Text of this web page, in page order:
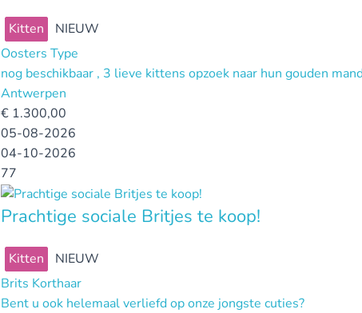
Kitten
NIEUW
Oosters Type
nog beschikbaar , 3 lieve kittens opzoek naar hun gouden
Antwerpen
€ 1.300,00
05-08-2026
04-10-2026
77
Prachtige sociale Britjes te koop!
Kitten
NIEUW
Brits Korthaar
Bent u ook helemaal verliefd op onze jongste cuties?